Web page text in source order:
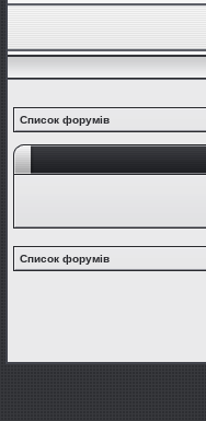
Список форумів
Список форумів